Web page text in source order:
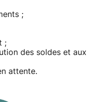
;
;
des soldes et aux
attente.